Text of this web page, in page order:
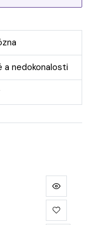
a nedokonalosti